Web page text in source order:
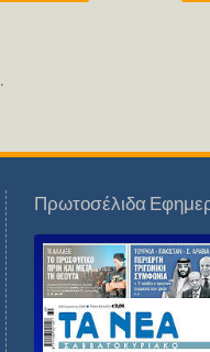
.
Πρωτοσέλιδα